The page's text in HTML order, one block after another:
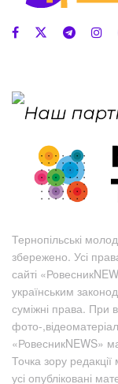
Тернопільські
збережено. Усі
сайті
українським
суміжні права. При
фото-
«РовесникNEWS»
Точка зору
усі опубліковані